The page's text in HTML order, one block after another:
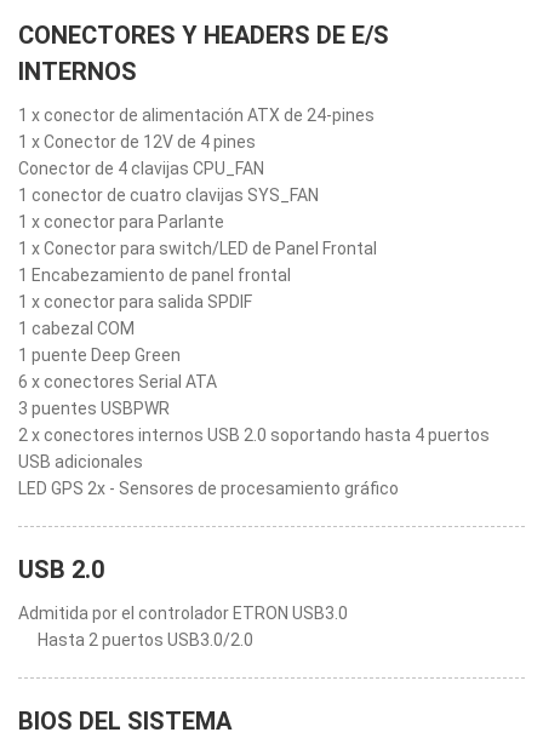
CONECTORES Y HEADERS DE E/S
INTERNOS
1 x conector de alimentación ATX de 24-pines
1 x Conector de 12V de 4 pines
Conector de 4 clavijas CPU_FAN
1 conector de cuatro clavijas SYS_FAN
1 x conector para Parlante
1 x Conector para switch/LED de Panel Frontal
1 Encabezamiento de panel frontal
1 x conector para salida SPDIF
1 cabezal COM
1 puente Deep Green
6 x conectores Serial ATA
3 puentes USBPWR
2 x conectores internos USB 2.0 soportando hasta 4 puertos
USB adicionales
LED GPS 2x - Sensores de procesamiento gráfico
USB 2.0
Admitida por el controlador ETRON USB3.0
Hasta 2 puertos USB3.0/2.0
BIOS DEL SISTEMA